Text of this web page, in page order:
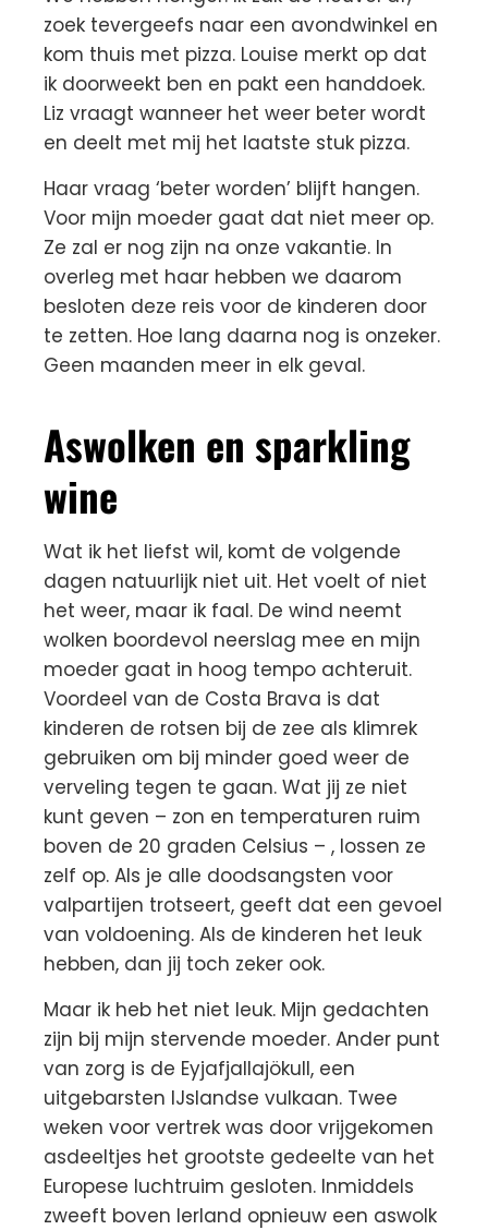
zoek tevergeefs naar een avondwinkel en
kom thuis met pizza. Louise merkt op dat
ik doorweekt ben en pakt een handdoek.
Liz vraagt wanneer het weer beter wordt
en deelt met mij het laatste stuk pizza.
Haar vraag ‘beter worden’ blijft hangen.
Voor mijn moeder gaat dat niet meer op.
Ze zal er nog zijn na onze vakantie. In
overleg met haar hebben we daarom
besloten deze reis voor de kinderen door
te zetten. Hoe lang daarna nog is onzeker.
Geen maanden meer in elk geval.
Aswolken en sparkling
wine
Wat ik het liefst wil, komt de volgende
dagen natuurlijk niet uit. Het voelt of niet
het weer, maar ik faal. De wind neemt
wolken boordevol neerslag mee en mijn
moeder gaat in hoog tempo achteruit.
Voordeel van de Costa Brava is dat
kinderen de rotsen bij de zee als klimrek
gebruiken om bij minder goed weer de
verveling tegen te gaan. Wat jij ze niet
kunt geven – zon en temperaturen ruim
boven de 20 graden Celsius – , lossen ze
zelf op. Als je alle doodsangsten voor
valpartijen trotseert, geeft dat een gevoel
van voldoening. Als de kinderen het leuk
hebben, dan jij toch zeker ook.
Maar ik heb het niet leuk. Mijn gedachten
zijn bij mijn stervende moeder. Ander punt
van zorg is de Eyjafjallajökull, een
uitgebarsten IJslandse vulkaan. Twee
weken voor vertrek was door vrijgekomen
asdeeltjes het grootste gedeelte van het
Europese luchtruim gesloten. Inmiddels
zweeft boven Ierland opnieuw een aswolk